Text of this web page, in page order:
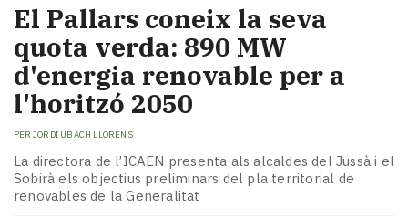
El Pallars coneix la seva
quota verda: 890 MW
d'energia renovable per a
l'horitzó 2050
PER JORDI UBACH LLORENS
La directora de l’ICAEN presenta als alcaldes del Jussà i el
Sobirà els objectius preliminars del pla territorial de
renovables de la Generalitat